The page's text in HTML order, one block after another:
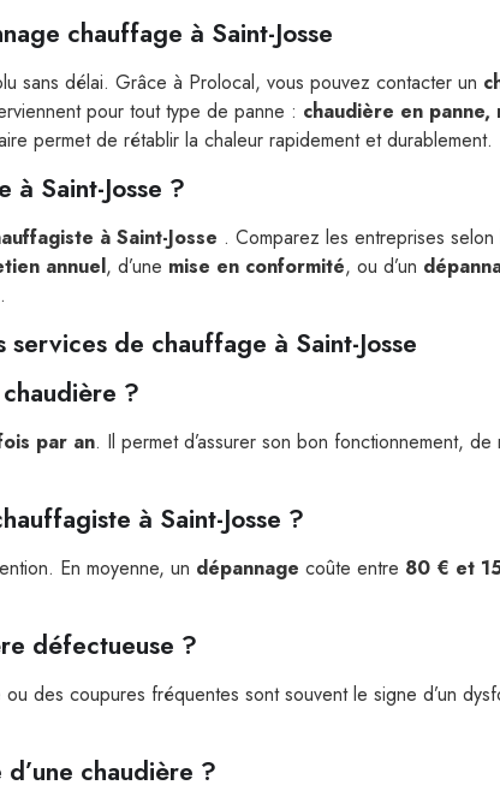
chauffage à Saint-Josse
sans délai. Grâce à Prolocal, vous pouvez contacter un
pour tout type de panne : chaudière en
permet de rétablir la chaleur rapidement et durablement.
à Saint-Josse ?
à Saint-Josse . Comparez les entreprises
annuel, d’une mise en conformité, ou d’un
de chauffage à Saint-Josse
?
par an. Il permet d’assurer son bon fonctionnement,
à Saint-Josse ?
En moyenne, un dépannage coûte entre 80 € et
défectueuse ?
des coupures fréquentes sont souvent le signe d’un
chaudière ?